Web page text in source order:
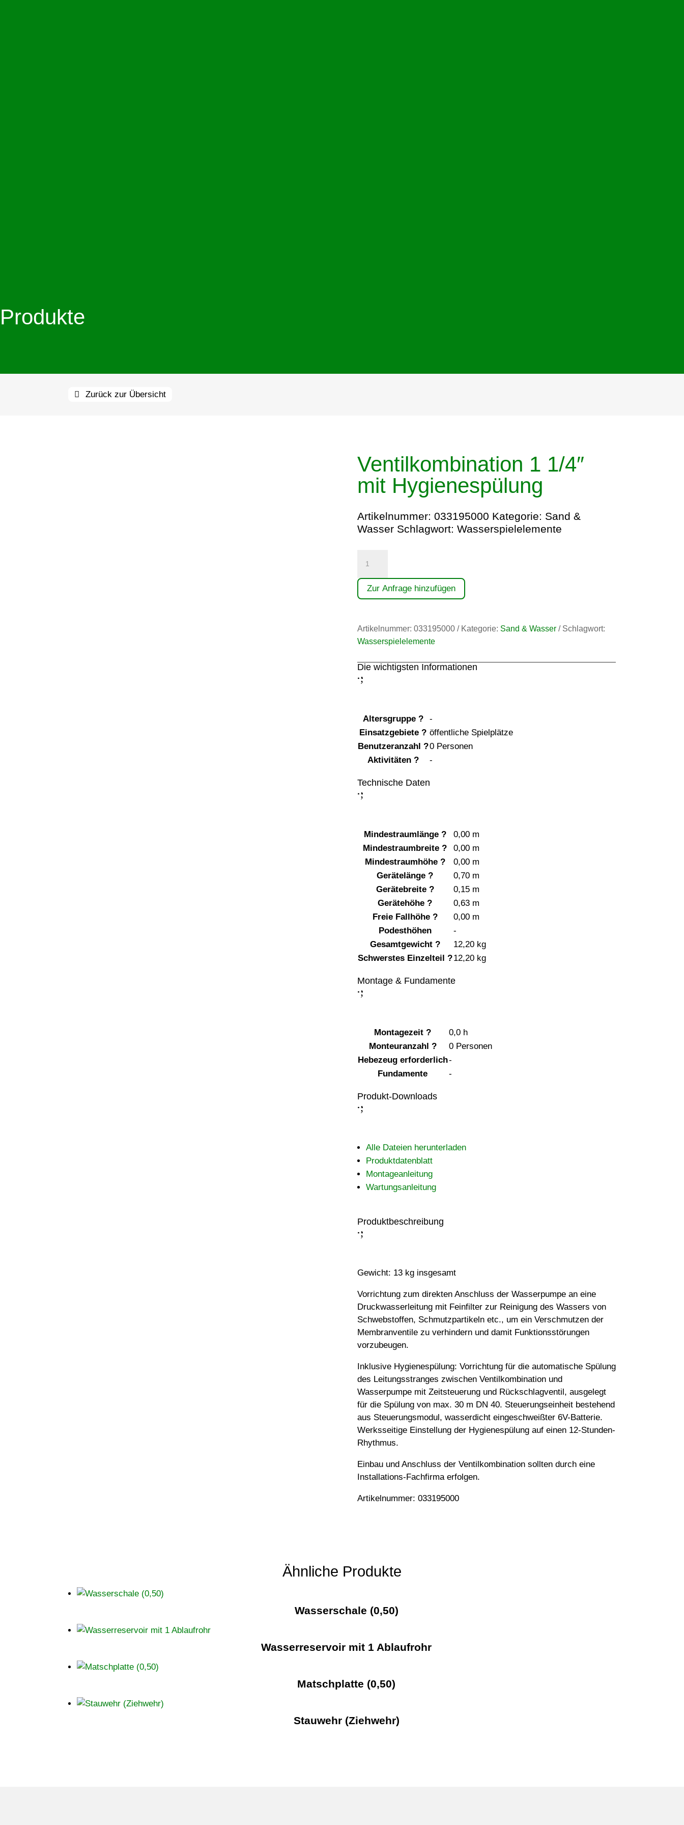
Produkte
Zurück zur Übersicht
Ventilkombination 1 1/4″
mit Hygienespülung
Artikelnummer: 033195000 Kategorie: Sand &
Wasser Schlagwort: Wasserspielelemente
1/4"
mit
Zur Anfrage hinzufügen
Artikelnummer: 033195000 Kategorie: Sand & Wasser
Schlagwort:
Wasserspielelemente
Die wichtigsten Informationen
:
;
Altersgruppe ?
-
Einsatzgebiete ? öffentliche Spielplätze
Benutzeranzahl ?0 Personen
Aktivitäten ? -
Technische Daten
:
;
Mindestraumlänge ?
0,00 m
Mindestraumbreite ?
0,00 m
Mindestraumhöhe ?
0,00 m
Gerätelänge ?
0,70 m
Gerätebreite ?
0,15 m
Gerätehöhe ?
0,63 m
Freie Fallhöhe ?
0,00 m
Podesthöhen
-
Gesamtgewicht ?
12,20 kg
Schwerstes Einzelteil ?12,20 kg
Montage & Fundamente
:
;
Montagezeit ?
0,0 h
Monteuranzahl ?
0 Personen
Hebezeug erforderlich-
Fundamente
-
Produkt-Downloads
:
;
Alle Dateien herunterladen
Produktdatenblatt
Montageanleitung
Wartungsanleitung
Produktbeschreibung
:
;
Gewicht: 13 kg insgesamt
Vorrichtung zum direkten Anschluss der Wasserpumpe an eine
Druckwasserleitung mit Feinfilter zur Reinigung des Wassers von
Schwebstoffen, Schmutzpartikeln etc., um ein Verschmutzen der
Membranventile zu verhindern und damit Funktionsstörungen
vorzubeugen.
Inklusive Hygienespülung: Vorrichtung für die automatische Spülung
des Leitungsstranges zwischen Ventilkombination und
Wasserpumpe mit Zeitsteuerung und Rückschlagventil, ausgelegt
für die Spülung von max. 30 m DN 40. Steuerungseinheit bestehend
aus Steuerungsmodul, wasserdicht eingeschweißter 6V-Batterie.
Werksseitige Einstellung der Hygienespülung auf einen 12-Stunden-
Rhythmus.
Einbau und Anschluss der Ventilkombination sollten durch eine
Installations-Fachfirma erfolgen.
Artikelnummer: 033195000
Ähnliche Produkte
Wasserschale (0,50)
Wasserreservoir mit 1 Ablaufrohr
Matschplatte (0,50)
Stauwehr (Ziehwehr)